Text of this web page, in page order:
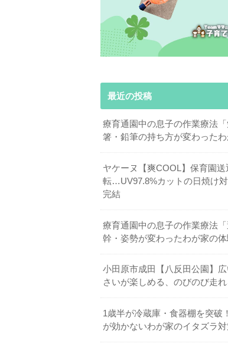
最近の投稿
療育通園中の息子の作業療法「
箸・鉛筆の持ち方が変わった
ヤケーヌ【爽COOL】保育園送
転…UV97.8%カットの日焼け
完結
療育通園中の息子の作業療法
幹・姿勢が変わったわが家の
小田原市成田【八反田公園】
さいが楽しめる、のびのび走
1歳半が冷蔵庫・食器棚を突破
が効かないわが家のイタズラ